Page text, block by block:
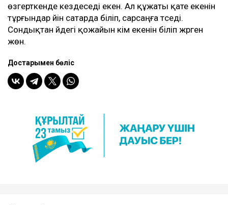
өзгерткенде кездеседі екен. Ал құжаты қате екенін
тұрғындар үйін сатарда біліп, сарсаңға түседі.
Сондықтан үйдегі қожайын кім екенін біліп жүрген
жөн.
Достарыңмен бөліс